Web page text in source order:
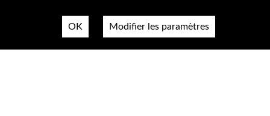
OK Modifier les paramètres